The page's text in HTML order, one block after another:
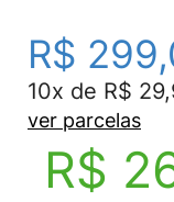
R$
10x de R$
ver parcelas
R$